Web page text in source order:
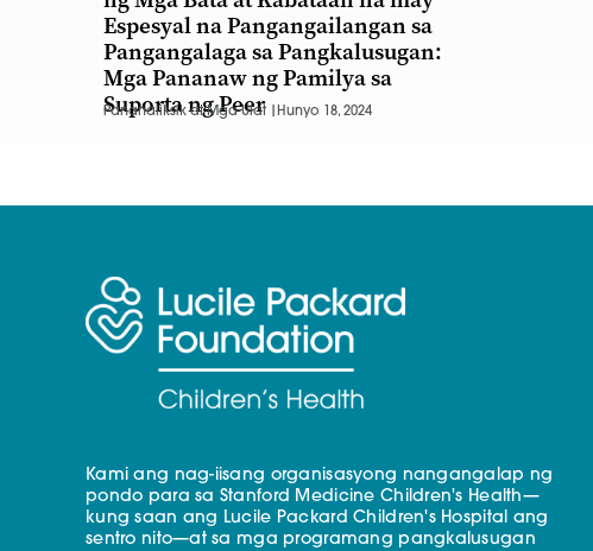
Espesyal na Pangangailangan sa
Pangangalaga sa Pangkalusugan:
Mga Pananaw ng Pamilya sa
Suporta ng Peer
Pananaliksik at Mga Ulat | Hunyo 18, 2024
Kami ang nag-iisang organisasyong nangangalap ng
pondo para sa Stanford Medicine Children's Health—
kung saan ang Lucile Packard Children's Hospital ang
sentro nito—at sa mga programang pangkalusugan